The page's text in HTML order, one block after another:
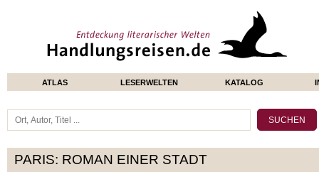
ATLAS LESERWELTEN KATALOG
PARIS: ROMAN EINER STADT